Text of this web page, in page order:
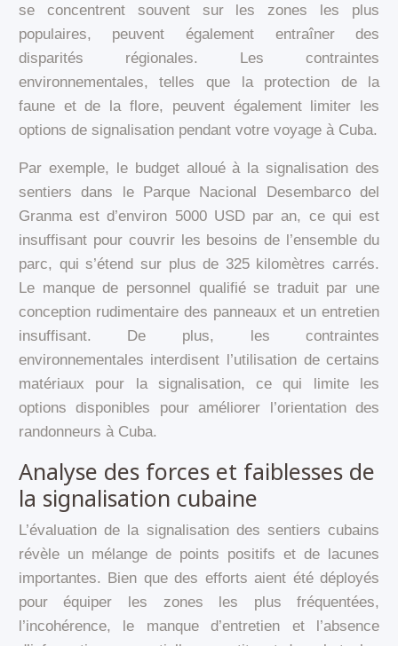
se concentrent souvent sur les zones les plus
populaires, peuvent également entraîner des
disparités régionales. Les contraintes
environnementales, telles que la protection de la
faune et de la flore, peuvent également limiter les
options de signalisation pendant votre voyage à Cuba.
Par exemple, le budget alloué à la signalisation des
sentiers dans le Parque Nacional Desembarco del
Granma est d’environ 5000 USD par an, ce qui est
insuffisant pour couvrir les besoins de l’ensemble du
parc, qui s’étend sur plus de 325 kilomètres carrés.
Le manque de personnel qualifié se traduit par une
conception rudimentaire des panneaux et un entretien
insuffisant. De plus, les contraintes
environnementales interdisent l’utilisation de certains
matériaux pour la signalisation, ce qui limite les
options disponibles pour améliorer l’orientation des
randonneurs à Cuba.
Analyse des forces et faiblesses de
la signalisation cubaine
L’évaluation de la signalisation des sentiers cubains
révèle un mélange de points positifs et de lacunes
importantes. Bien que des efforts aient été déployés
pour équiper les zones les plus fréquentées,
l’incohérence, le manque d’entretien et l’absence